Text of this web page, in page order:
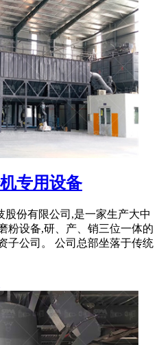
专用设备
股份有限公司,是一家生产大中
粉设备,研、产、销三位一体的
子公司。 公司总部坐落于传统